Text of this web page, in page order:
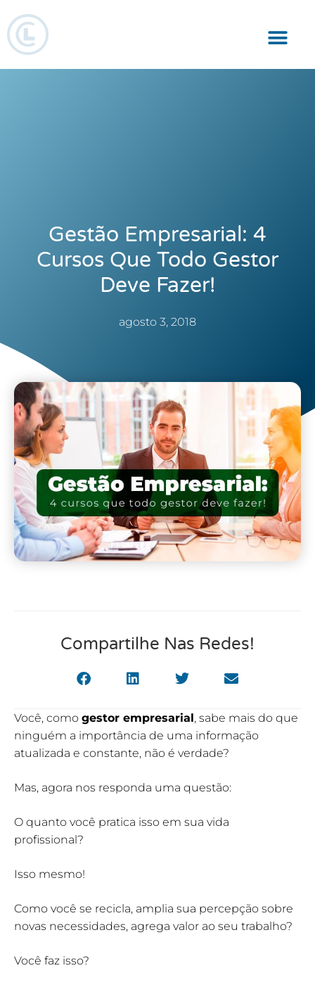
Gestão Empresarial: 4
Cursos Que Todo Gestor
Deve Fazer!
agosto 3, 2018
Compartilhe Nas Redes!
Você, como gestor empresarial, sabe mais do que
ninguém a importância de uma informação
atualizada e constante, não é verdade?
Mas, agora nos responda uma questão:
O quanto você pratica isso em sua vida
profissional?
Isso mesmo!
Como você se recicla, amplia sua percepção sobre
novas necessidades, agrega valor ao seu trabalho?
Você faz isso?